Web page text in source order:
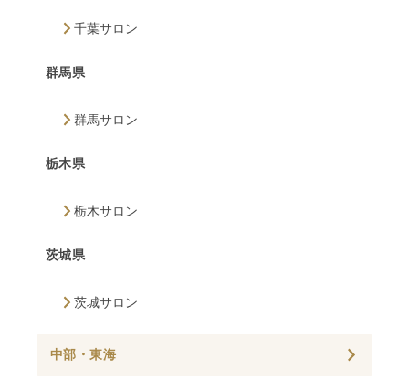
千葉サロン
群馬県
群馬サロン
栃木県
栃木サロン
茨城県
茨城サロン
中部・東海